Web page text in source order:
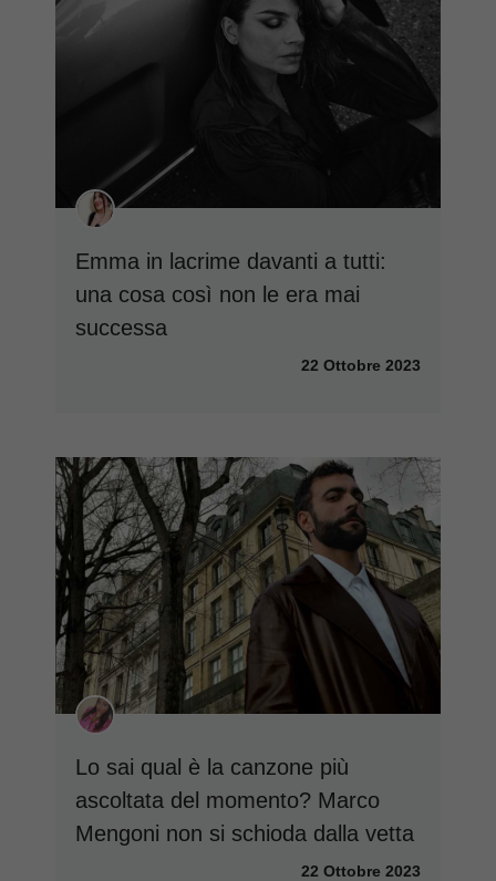
Emma in lacrime davanti a tutti:
una cosa così non le era mai
successa
22 Ottobre 2023
Lo sai qual è la canzone più
ascoltata del momento? Marco
Mengoni non si schioda dalla vetta
22 Ottobre 2023